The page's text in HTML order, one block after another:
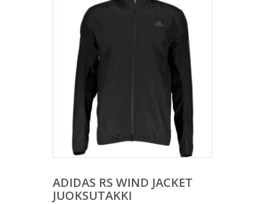
ADIDAS RS WIND JACKET
JUOKSUTAKKI